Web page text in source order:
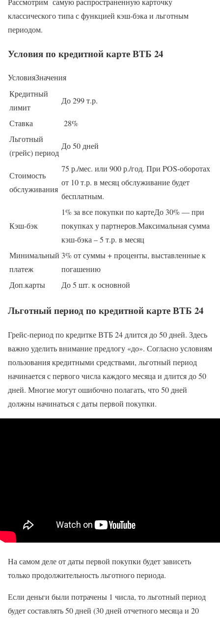
классического типа с функцией кэш-бэка и льготным
периодом.
Условия по кредитной карте ВТБ 24
УсловияЗначения
Кредитный
лимит
До 299 т.р.
Ставка
28%
Льготный
(грейс) период
До 50 дней
Стоимость
обслуживания
75 р./мес. или 900 р./год. При POS-оборотах
от 10 т.р. в месяц обслуживание будет
бесплатным.
Кэш-бэк
1% за все покупки по картеДо 30% — при
покупках у партнеров.Максимальная сумма
кэш-бэка – 5 т.р. в месяц
Минимальный
платеж
3% от суммы + проценты, выставленные к
погашению
Доп.карты
До 5 шт. к основной
Льготный период по кредитной карте ВТБ 24
Грейс-период по кредитке ВТБ 24 длится до 50 дней. Здесь
важно уделить внимание предлогу «до». Согласно условиям
пользования кредитными средствами, льготный период
начинается с первого числа каждого месяца и длится до 50
дней. Многие могут ошибочно полагать, что 50 дней
должны начинаться с даты первой покупки.
На самом деле от даты первой покупки будет зависеть
только продолжительность льготного периода.
Если деньги были потрачены 1 числа, то льготный период
будет составлять 50 дней (30 дней отчетного месяца и 20